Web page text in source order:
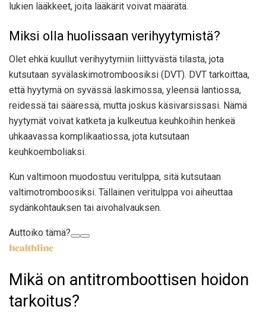
lukien lääkkeet, joita lääkärit voivat määrätä.
Miksi olla huolissaan verihyytymistä?
Olet ehkä kuullut verihyytymiin liittyvästä tilasta, jota
kutsutaan syvälaskimotromboosiksi (DVT). DVT tarkoittaa,
että hyytymä on syvässä laskimossa, yleensä lantiossa,
reidessä tai sääressä, mutta joskus käsivarsissasi. Nämä
hyytymät voivat katketa ​​ja kulkeutua keuhkoihin henkeä
uhkaavassa komplikaatiossa, jota kutsutaan
keuhkoemboliaksi.
Kun valtimoon muodostuu veritulppa, sitä kutsutaan
valtimotromboosiksi. Tällainen veritulppa voi aiheuttaa
sydänkohtauksen tai aivohalvauksen.
Auttoiko tämä?
Mikä on antitromboottisen hoidon
tarkoitus?